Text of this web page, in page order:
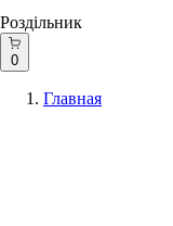
Роздільник
0
Главная